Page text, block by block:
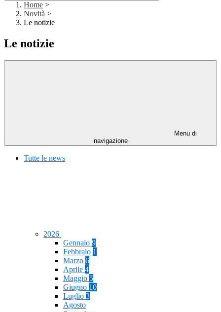
Home >
Novità >
Le notizie
Le notizie
Menu di
navigazione
Tutte le news
2026
Gennaio 9
Febbraio 1
Marzo 6
Aprile 4
Maggio 5
Giugno 10
Luglio 3
Agosto